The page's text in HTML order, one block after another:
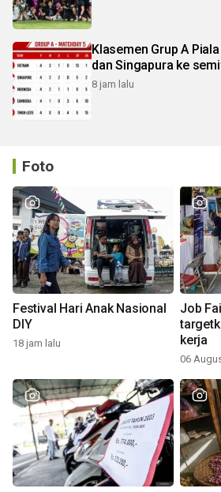
Klasemen Grup A
dan Singapura ke
8 jam lalu
Foto
Festival Hari Anak Nasional
DIY
18 jam lalu
Job
kerja
06